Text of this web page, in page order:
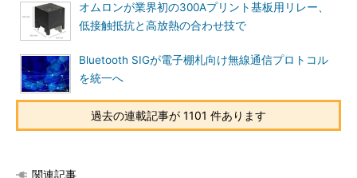
オムロンが業界初の300Aプリント基板用リレー、
低接触抵抗と高放熱の合わせ技で
Bluetooth SIGが電子棚札向け無線通信プロトコル
を統一へ
過去の連載記事が 1101 件あります
関連記事